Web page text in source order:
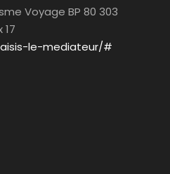
Voyage BP 80 303
17
le-mediateur/#